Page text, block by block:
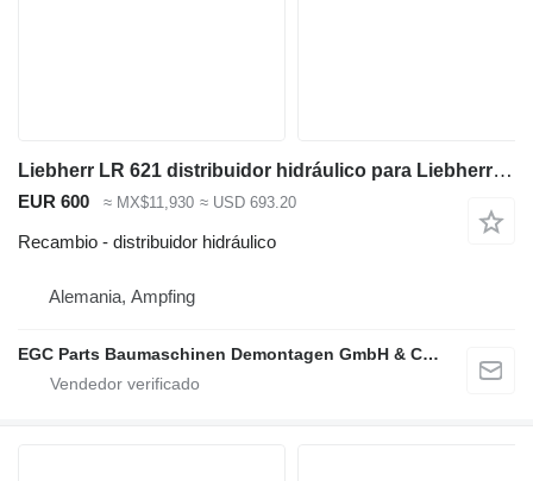
Liebherr LR 621 distribuidor hidráulico para Liebherr LR 621 cargadora de cadenas
EUR 600 ≈ MX$11,930 ≈ USD 693.20
Recambio - distribuidor hidráulico
Alemania, Ampfing
EGC Parts Baumaschinen Demontagen GmbH & Co. KG